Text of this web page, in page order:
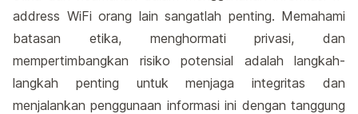
address WiFi orang lain sangatlah penting. Memahami
batasan etika, menghormati privasi, dan
mempertimbangkan risiko potensial adalah langkah-
langkah penting untuk menjaga integritas dan
menjalankan penggunaan informasi ini dengan tanggung